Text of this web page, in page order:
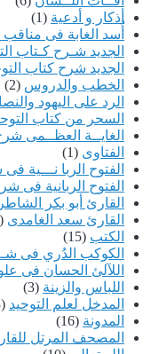
أذكار و أدعية (1)
أُسد الغابة فى مناقب
الجديد شـرح كـتاب
الجديد شرح كتاب
الخطب والدروس (2)
الرد على اليهود
السحر من كتاب
الغايــة العظــمى
الفتاوى (1)
الفتوح الربا نـــية
الفتوح الربانية فى
القارئ أبو بكر
القارئ سعد الغامدى (8)
الكتب (15)
الكوكب الدُري فى
اللآلئ الحسان فى
اللباس والزينة (3)
المدخل لعلم التوحيد (3)
المدونة (16)
المصحف المرتل